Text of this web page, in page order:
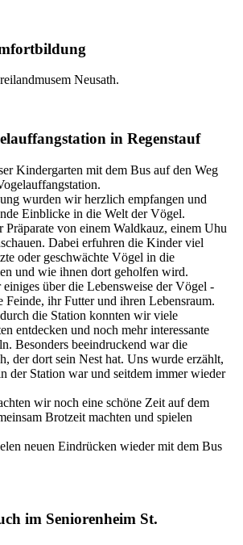
Neusath.
in Regenstauf
Kindergarten mit dem Bus auf den Weg
wurden wir herzlich empfangen und
Einblicke in die Welt der Vögel.
von einem Waldkauz, einem Uhu
Dabei erfuhren die Kinder viel
oder geschwächte Vögel in die
und wie ihnen dort geholfen wird.
über die Lebensweise der Vögel -
Feinde, ihr Futter und ihren Lebensraum.
die Station konnten wir viele
entdecken und noch mehr interessante
Besonders beeindruckend war die
der dort sein Nest hat. Uns wurde erzählt,
der Station war und seitdem immer wieder
wir noch eine schöne Zeit auf dem
Brotzeit machten und spielen
neuen Eindrücken wieder mit dem Bus
im Seniorenheim St.